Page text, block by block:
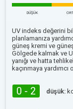
DÜŞÜK
UV indeks değerini
planlamanıza
güneş kremi ve
Gölgede kalmak ve
yanığı ve hatta
kaçınmaya yardımcı
0 - 2 düşük: